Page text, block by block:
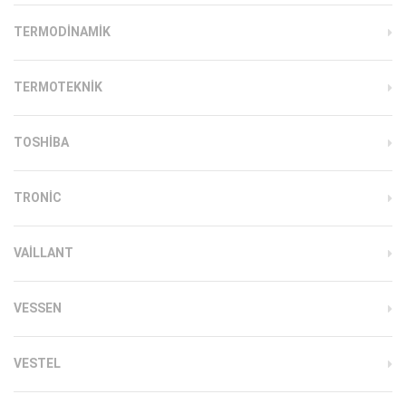
TERMODINAMIK
TERMOTEKNIK
TOSHIBA
TRONIC
VAILLANT
VESSEN
VESTEL